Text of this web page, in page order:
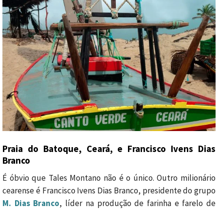
Praia do Batoque, Ceará, e Francisco Ivens Dias
Branco
É óbvio que Tales Montano não é o único. Outro milionário
cearense é Francisco Ivens Dias Branco, presidente do grupo
M. Dias Branco, líder na produção de farinha e farelo de